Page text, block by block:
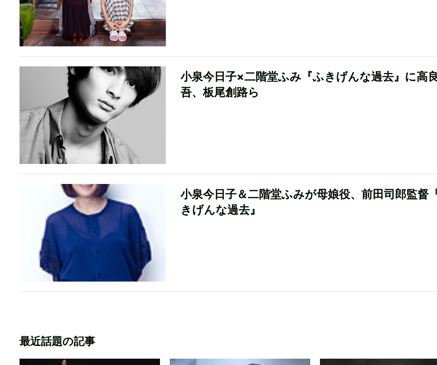
小泉今日子×二階堂ふみ『ふきげんな過去』に高
吾、板尾創路ら
小泉今日子＆二階堂ふみが母娘役、前田司郎監督
きげんな過去』
最近話題の記事